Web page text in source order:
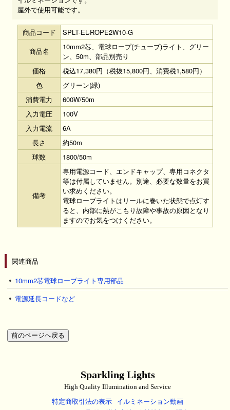
屋外で使用可能です。
商品コード
SPLT-EL-ROPE2W10-G
商品名
10mm2芯、電球ロープ(チューブ)ライト、グリー
ン、50m、部品別売り
価格
税込17,380円（税抜15,800円、消費税1,580円）
色
グリーン(緑)
消費電力
600W/50m
入力電圧
100V
入力電流
6A
長さ
約50m
球数
1800/50m
備考
専用電源コード、エンドキャップ、専用コネクタ
等は付属していません。別途、必要な数量をお買
い求めください。
電球ロープライトはリールに巻いた状態で点灯す
ると、内部に熱がこもり故障や事故の原因となり
ますのでお気をつけください。
関連商品
10mm2芯電球ロープライト専用部品
電源延長コードなど
Sparkling Lights
High Quality Illumination and Service
特定商取引法の表示 イルミネーション動画